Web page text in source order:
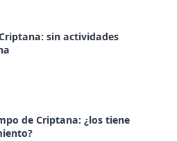
sin actividades
de Criptana: ¿los tiene